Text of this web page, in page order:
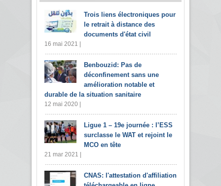
Trois liens électroniques pour
le retrait à distance des
documents d'état civil
16 mai 2021 |
Benbouzid: Pas de
déconfinement sans une
amélioration notable et
durable de la situation sanitaire
12 mai 2020 |
Ligue 1 – 19e journée : l’ESS
surclasse le WAT et rejoint le
MCO en tête
21 mar 2021 |
CNAS: l'attestation d'affiliation